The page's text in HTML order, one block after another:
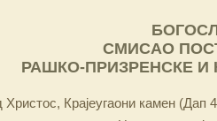
СМИСАО
РАШКО-ПРИЗРЕНСКЕ И
Христос, Крајеугаони камен